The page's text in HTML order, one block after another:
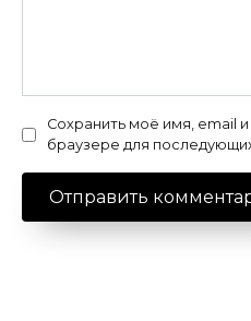
Сохранить моё имя, email
браузере для